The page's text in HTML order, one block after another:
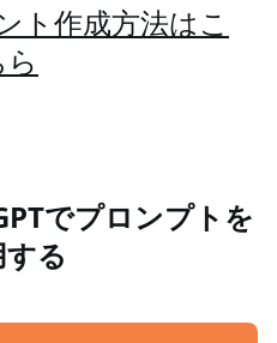
ト作成方法はこ
でプロンプトを
る